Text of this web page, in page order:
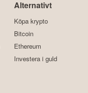
Alternativt
Köpa krypto
Bitcoin
Ethereum
Investera i guld